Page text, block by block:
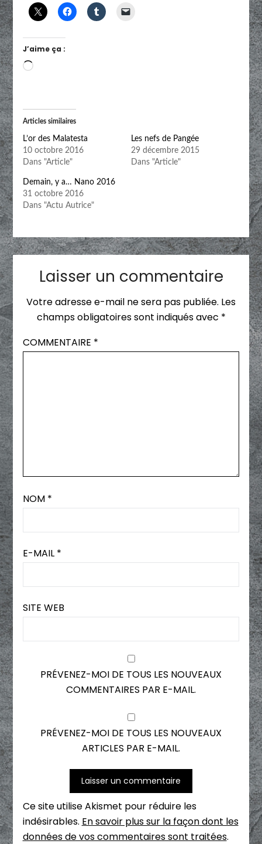
J’aime ça :
Chargement…
Articles similaires
L’or des Malatesta
10 octobre 2016
Dans "Article"
Les nefs de Pangée
29 décembre 2015
Dans "Article"
Demain, y a… Nano 2016
31 octobre 2016
Dans "Actu Autrice"
Laisser un commentaire
Votre adresse e-mail ne sera pas publiée. Les
champs obligatoires sont indiqués avec *
COMMENTAIRE *
NOM *
E-MAIL *
SITE WEB
PRÉVENEZ-MOI DE TOUS LES NOUVEAUX
COMMENTAIRES PAR E-MAIL.
PRÉVENEZ-MOI DE TOUS LES NOUVEAUX
ARTICLES PAR E-MAIL.
Ce site utilise Akismet pour réduire les
indésirables. En savoir plus sur la façon dont les
données de vos commentaires sont traitées.